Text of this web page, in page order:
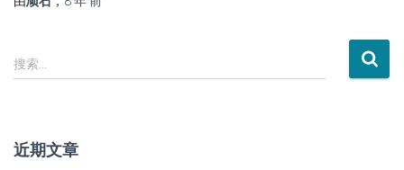
搜
索
搜索…
近期文章